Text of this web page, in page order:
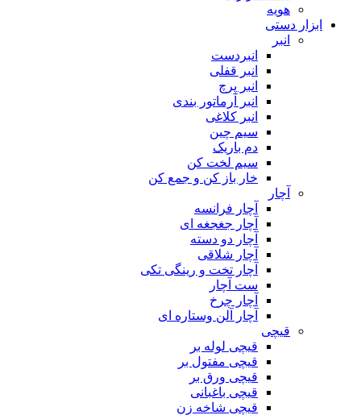
هویه
ابزار دستی
انبر
انبردست
انبر قفلی
انبر پرچ
انبر آرماتور بندی
انبر کلاغی
سیم چین
دم باریک
سیم لخت کن
خار باز کن و جمع کن
آچار
آچار فرانسه
آچار جغجغه ای
آچار دو دسته
آچار شلاقی
آچار تخت و رینگی تکی
ست آچار
آچار چرخ
آچار آلن وستاره ای
قیچی
قیچی لوله بر
قیچی مفتول بر
قیچی ورق بر
قیچی باغبانی
قیچی شاخه زن